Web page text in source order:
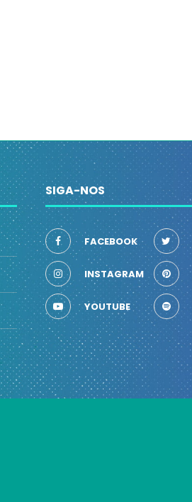
SIGA-NOS
FACEBOOK
INSTAGRAM
YOUTUBE